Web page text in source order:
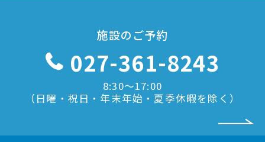
施設のご予約
027-361-8243
8:30〜17:00
（日曜・祝日・年末年始・夏季休暇を除く）